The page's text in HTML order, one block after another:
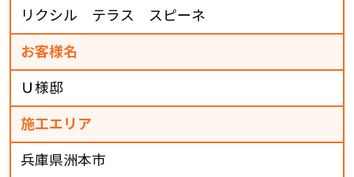
リクシル テラス スピーネ
お客様名
Ｕ様邸
施工エリア
兵庫県洲本市